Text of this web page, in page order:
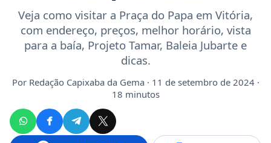
Veja como visitar a Praça do Papa em Vitória,
com endereço, preços, melhor horário, vista
para a baía, Projeto Tamar, Baleia Jubarte e
dicas.
Por Redação Capixaba da Gema· 11 de setembro de 2024 ·
18 minutos